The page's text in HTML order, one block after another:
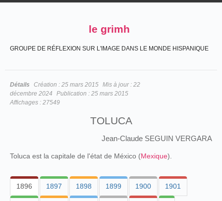
le grimh
GROUPE DE RÉFLEXION SUR L'IMAGE DANS LE MONDE HISPANIQUE
Détails Création : 25 mars 2015 Mis à jour : 22
décembre 2024
Publication : 25 mars 2015
Affichages : 27549
TOLUCA
Jean-Claude SEGUIN VERGARA
Toluca est la capitale de l'état de México (Mexique).
1896 1897 1898 1899 1900 1901